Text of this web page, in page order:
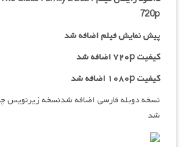
720p
پیش نمایش فیلم اضافه شد
کیفیت ۷۲۰p اضافه شد
کیفیت ۱۰۸۰p اضافه شد
نسخه دوبله فارسی اضافه شدنسخه زیرنویس
شد